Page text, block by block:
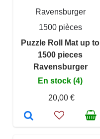
Ravensburger
1500 pièces
Puzzle Roll Mat up to
1500 pieces
Ravensburger
En stock (4)
20,00 €